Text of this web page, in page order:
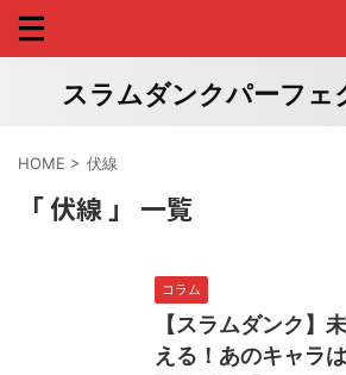
スラムダンクパーフェ
HOME > 伏線
「 伏線 」 一覧
コラム
【スラムダンク】
える！あのキャラ